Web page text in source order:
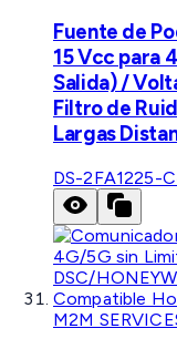
Fuente de
15 Vcc para
Salida) /
Filtro de
Largas
DS-2FA1225-
M2M